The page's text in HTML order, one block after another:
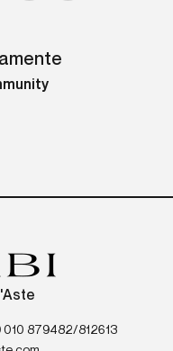
010 879482/812613